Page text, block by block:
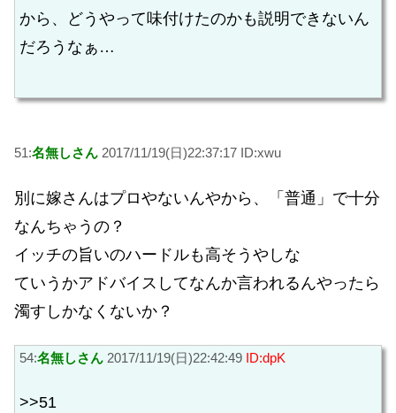
から、どうやって味付けたのかも説明できないん
だろうなぁ…
51:名無しさん 2017/11/19(日)22:37:17 ID:xwu
別に嫁さんはプロやないんやから、「普通」で十分
なんちゃうの？
イッチの旨いのハードルも高そうやしな
ていうかアドバイスしてなんか言われるんやったら
濁すしかなくないか？
54:名無しさん 2017/11/19(日)22:42:49 ID:dpK
>>51